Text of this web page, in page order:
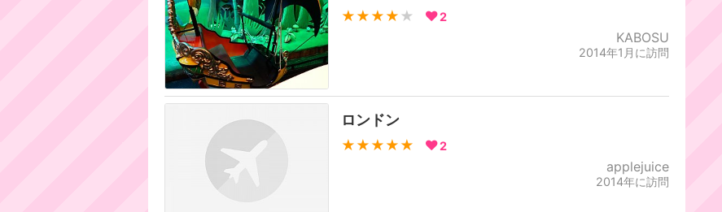
★★★★ ★ 2
KABOSU
2014年1月に訪問
ロンドン
★★★★★ 2
applejuice
2014年に訪問